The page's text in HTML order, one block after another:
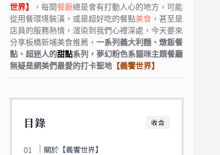
世界】
，每間餐廳總是會有打動人心的地方， 可能
從用餐環境裝潢，或是超好吃的餐點美食 ，甚至是
店員的服務熱情，渲染到我們心裡深處， 今天要來
分享板橋新埔美食推薦， 一系列義大利麵、燉飯餐
點、超迷人的甜點系列， 夢幻粉色系貓咪主題餐廳
無疑是網美們最愛的打卡聖地 【義饗世界】
收合
目錄
關於【義饗世界】